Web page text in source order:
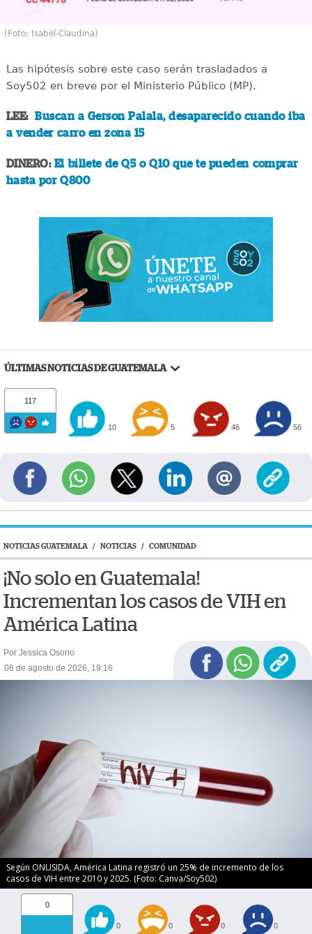
(Foto: Isabel-Claudina)
Las hipótesis sobre este caso serán trasladados a
Soy502 en breve por el Ministerio Público (MP).
LEE:Buscan a Gerson Palala, desaparecido cuando iba
a vender carro en zona 15
DINERO: El billete de Q5 o Q10 que te pueden comprar
hasta por Q800
ÚLTIMAS NOTICIAS DE GUATEMALA
117
10 5 46 56
NOTICIAS GUATEMALA / NOTICIAS / COMUNIDAD
¡No solo en Guatemala!
Incrementan los casos de VIH en
América Latina
Por Jessica Osorio
06 de agosto de 2026, 19:16
Según ONUSIDA, América Latina registró un 25% de incremento de los
casos de VIH entre 2010 y 2025. (Foto: Canva/Soy502)
0
0 0 0 0